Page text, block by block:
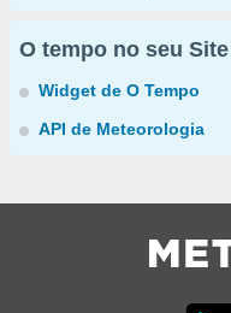
O tempo no seu Site
Widget de O Tempo
API de Meteorologia